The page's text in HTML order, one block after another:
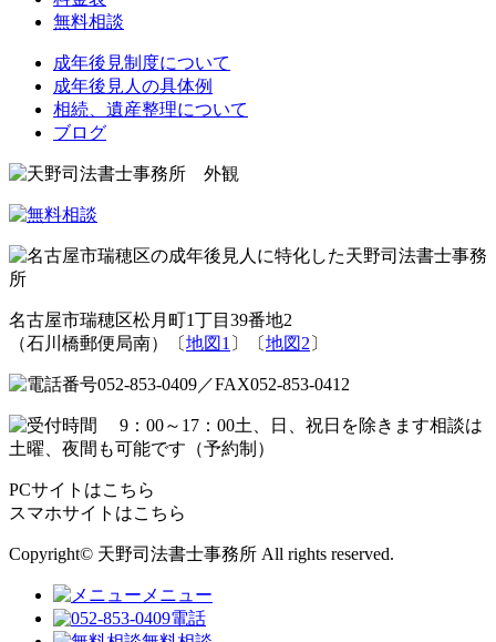
無料相談
成年後見制度について
成年後見人の具体例
相続、遺産整理について
ブログ
名古屋市瑞穂区松月町1丁目39番地2
（石川橋郵便局南）〔地図1 〕〔地図2〕
PCサイトはこちら
スマホサイトはこちら
Copyright© 天野司法書士事務所 All rights reserved.
メニュー
電話